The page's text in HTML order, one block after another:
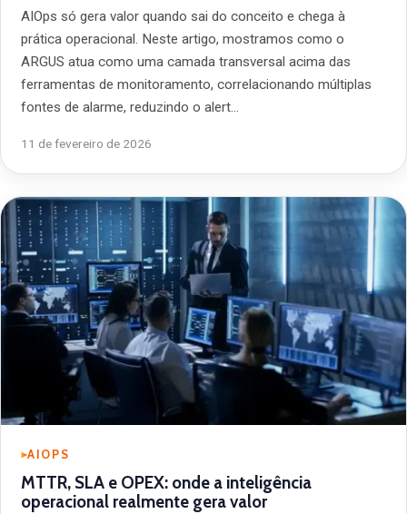
AIOps só gera valor quando sai do conceito e chega à
prática operacional. Neste artigo, mostramos como o
ARGUS atua como uma camada transversal acima das
ferramentas de monitoramento, correlacionando múltiplas
fontes de alarme, reduzindo o alert…
11 de fevereiro de 2026
AIOPS
MTTR, SLA e OPEX: onde a inteligência
operacional realmente gera valor